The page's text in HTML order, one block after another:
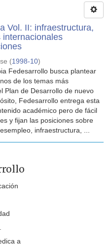
Vol. II: infraestructura,
(1998-10)
Fedesarrollo busca plantear
de los temas más
Plan de Desarrollo de nuevo
Fedesarrollo entrega esta
académico pero de fácil
y fijan las posiciones sobre
infraestructura, ...
a